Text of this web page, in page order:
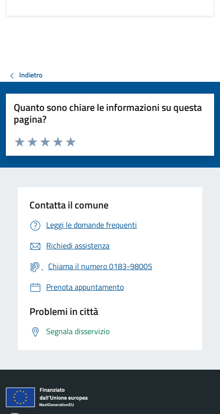
Indietro
Quanto sono chiare le informazioni su questa
pagina?
Valuta da 1 a 5 stelle la pagina
Valuta 5 stelle su 5
Valuta 4 stelle su 5
Valuta 3 stelle su 5
Valuta 2 stelle su 5
Valuta 1 stelle su 5
Contatta il comune
Leggi le domande frequenti
Richiedi assistenza
Chiama il numero 0183-98005
Prenota appuntamento
Problemi in città
Segnala disservizio